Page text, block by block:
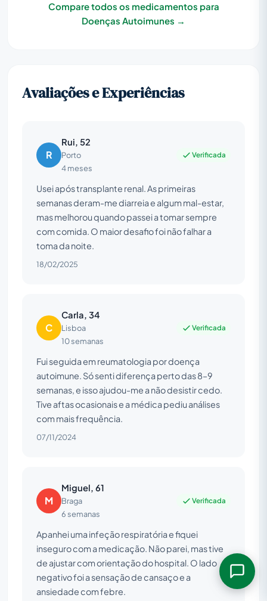
Compare todos os medicamentos para
Doenças Autoimunes →
Avaliações e Experiências
R
Rui, 52
Porto
4 meses
Verificada
Usei após transplante renal. As primeiras
semanas deram-me diarreia e algum mal-estar,
mas melhorou quando passei a tomar sempre
com comida. O maior desafio foi não falhar a
toma da noite.
18/02/2025
C
Carla, 34
Lisboa
10 semanas
Verificada
Fui seguida em reumatologia por doença
autoimune. Só senti diferença perto das 8–9
semanas, e isso ajudou-me a não desistir cedo.
Tive aftas ocasionais e a médica pediu análises
com mais frequência.
07/11/2024
M
Miguel, 61
Braga
6 semanas
Verificada
Apanhei uma infeção respiratória e fiquei
inseguro com a medicação. Não parei, mas tive
de ajustar com orientação do hospital. O lado
negativo foi a sensação de cansaço e a
ansiedade com febre.